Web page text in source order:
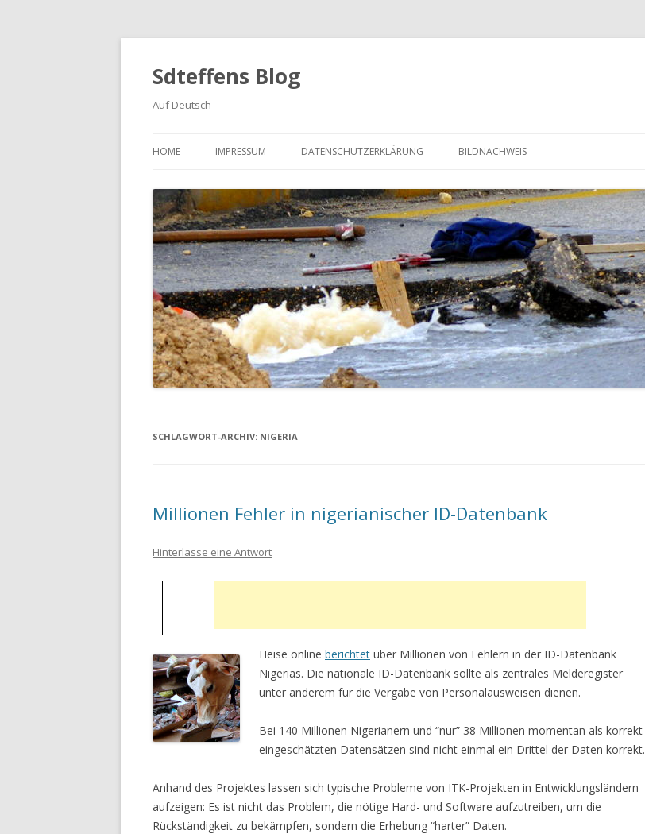
Sdteffens Blog
Auf Deutsch
HOME IMPRESSUM DATENSCHUTZERKLÄRUNG BILDNACHWEIS
SCHLAGWORT-ARCHIV: NIGERIA
Millionen Fehler in nigerianischer ID-Datenbank
Hinterlasse eine Antwort
Heise online berichtet über Millionen von Fehlern in der ID-Datenbank
Nigerias. Die nationale ID-Datenbank sollte als zentrales Melderegister
unter anderem für die Vergabe von Personalausweisen dienen.
Bei 140 Millionen Nigerianern und “nur” 38 Millionen momentan als korrekt
eingeschätzten Datensätzen sind nicht einmal ein Drittel der Daten korrekt.
Anhand des Projektes lassen sich typische Probleme von ITK-Projekten in Entwicklungsländern
aufzeigen: Es ist nicht das Problem, die nötige Hard- und Software aufzutreiben, um die
Rückständigkeit zu bekämpfen, sondern die Erhebung “harter” Daten.